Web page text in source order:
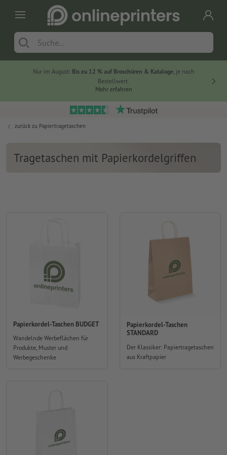
Nur im August: Bis zu 12 % auf Broschüren & Kataloge, je nach
Bestellwert.
Mehr erfahren
zurück zu Papiertragetaschen
Tragetaschen mit Papierkordelgriffen
Papierkordel-Taschen BUDGET
Wandelnde Werbeflächen für
Produkte, Muster und
Werbegeschenke
Papierkordel-Taschen
STANDARD
Der Klassiker: Papiertragetaschen
aus Kraftpapier